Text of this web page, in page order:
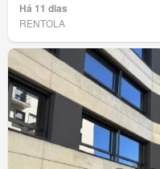
Há 11 dias
RENTOLA